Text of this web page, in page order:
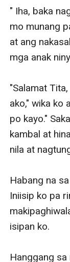
" Iha, baka
mo munang
at ang
mga anak
"Salamat
ako," wika ko
po kayo."
kambal at
nila at
Habang na
Iniisip ko pa
isipan ko.
Hanggang sa